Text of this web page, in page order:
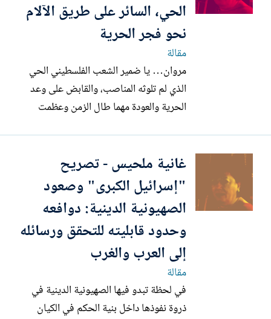
الحي، السائر على طريق الآلام
نحو فجر الحرية
مقالة
مروان… يا ضمير الشعب الفلسطيني الحي
الذي لم تلوثه المناصب، والقابض على وعد
الحرية والعودة مهما طال الزمن وعظمت
الحرية. وريث المسيح الفلسطيني، الذي سار
على طريق الآلام الممتدة من بحر فلسطين
إلى نهرها، ومن شمالها إلى...
غانية ملحيس - تصريح
"إسرائيل الكبرى" وصعود
الصهيونية الدينية: دوافعه
وحدود قابليته للتحقق ورسائله
إلى العرب والغرب
مقالة
في لحظة تبدو فيها الصهيونية الدينية في
ذروة نفوذها داخل بنية الحكم في الكيان